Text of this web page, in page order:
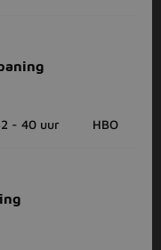
- 40 uur HBO